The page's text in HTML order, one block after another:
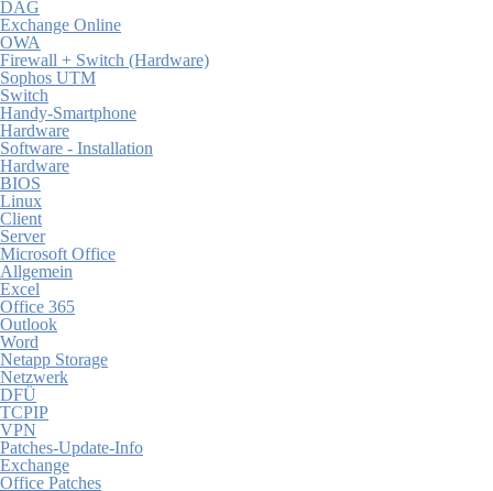
DAG
Exchange Online
OWA
Firewall + Switch (Hardware)
Sophos UTM
Switch
Handy-Smartphone
Hardware
Software - Installation
Hardware
BIOS
Linux
Client
Server
Microsoft Office
Allgemein
Excel
Office 365
Outlook
Word
Netapp Storage
Netzwerk
DFÜ
TCPIP
VPN
Patches-Update-Info
Exchange
Office Patches